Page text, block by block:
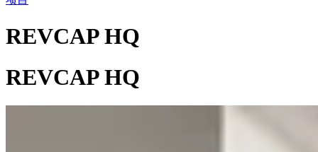
REVCAP HQ
REVCAP HQ